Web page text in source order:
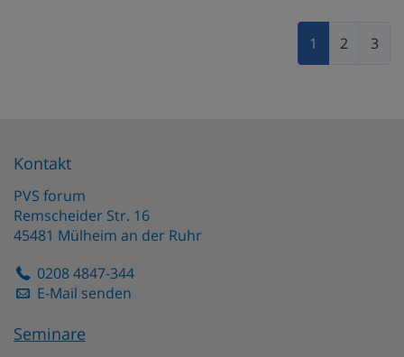
1 2 3
Kontakt
PVS forum
Remscheider Str. 16
45481 Mülheim an der Ruhr
0208 4847-344
E-Mail senden
Seminare